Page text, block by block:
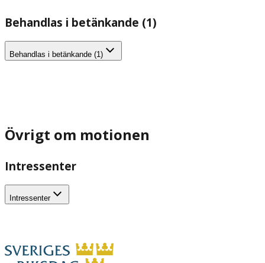
Behandlas i betänkande (1)
Behandlas i betänkande (1)
Övrigt om motionen
Intressenter
Intressenter